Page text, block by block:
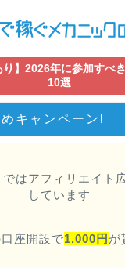
り】2026年に参加すべ
10選
めキャンペーン!!
はアフィリエイト
しています
座開設で1,000円 が